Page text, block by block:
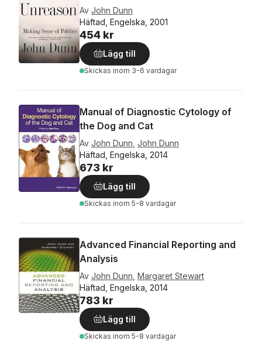
Av John Dunn
Häftad, Engelska, 2001
454 kr
Lägg till
Skickas inom 3-6 vardagar
Manual of Diagnostic Cytology of
the Dog and Cat
Av John Dunn John Dunn
Häftad, Engelska, 2014
673 kr
Lägg till
Skickas inom 5-8 vardagar
Advanced Financial Reporting and
Analysis
Av John Dunn Margaret Stewart
Häftad, Engelska, 2014
783 kr
Lägg till
Skickas inom 5-8 vardagar